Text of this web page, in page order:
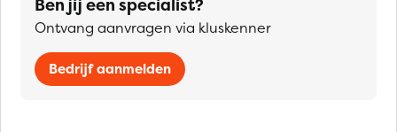
Ben jij een specialist?
Ontvang aanvragen via kluskenner
Bedrijf aanmelden